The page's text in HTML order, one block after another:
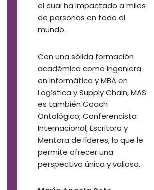
el cual ha impactado a miles
de personas en todo el
mundo.
Con una sólida formación
académica como Ingeniera
en Informática y MBA en
Logística y Supply Chain, MAS
es también Coach
Ontológico, Conferencista
Internacional, Escritora y
Mentora de líderes, lo que le
permite ofrecer una
perspectiva única y valiosa.